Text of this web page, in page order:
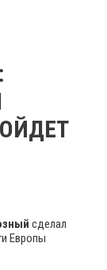
сделал
Европы